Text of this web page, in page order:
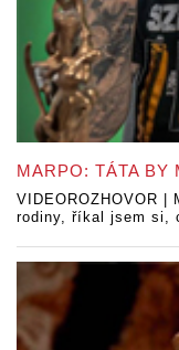
MARPO: TÁTA BY
VIDEOROZHOVOR
rodiny, říkal jsem si,